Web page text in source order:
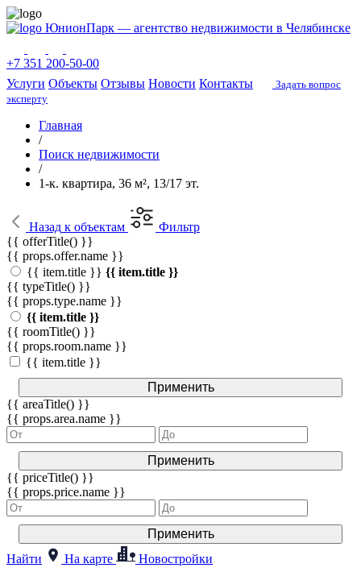
ЮнионПарк — агентство недвижимости в Челябинске
+7 351 200-50-00
Услуги Объекты Отзывы Новости Контакты
Задать вопрос
эксперту
Главная
/
Поиск недвижимости
/
1-к. квартира, 36 м², 13/17 эт.
Назад к объектам
Фильтр
{{ offerTitle() }}
{{ props.offer.name }}
{{ item.title }} {{ item.title }}
{{ typeTitle() }}
{{ props.type.name }}
{{ item.title }}
{{ roomTitle() }}
{{ props.room.name }}
{{ item.title }}
Применить
{{ areaTitle() }}
{{ props.area.name }}
Применить
{{ priceTitle() }}
{{ props.price.name }}
Применить
Найти
На карте Новостройки